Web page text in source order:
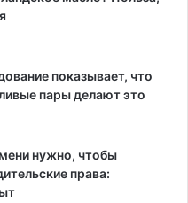
показывает, что
пары делают это
нужно, чтобы
права: